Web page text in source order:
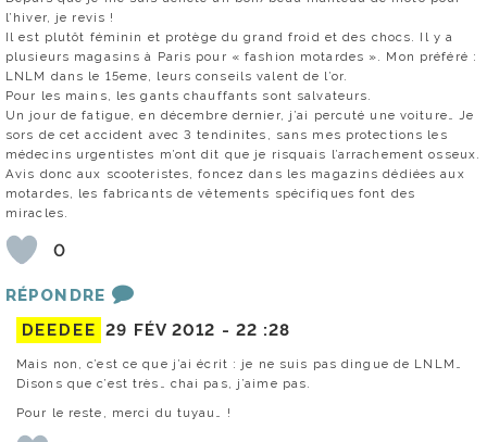
l’hiver, je revis !
Il est plutôt féminin et protège du grand froid et des chocs. Il y a
plusieurs magasins à Paris pour « fashion motardes ». Mon préféré :
LNLM dans le 15eme, leurs conseils valent de l’or.
Pour les mains, les gants chauffants sont salvateurs.
Un jour de fatigue, en décembre dernier, j’ai percuté une voiture… Je
sors de cet accident avec 3 tendinites, sans mes protections les
médecins urgentistes m’ont dit que je risquais l’arrachement osseux.
Avis donc aux scooteristes, foncez dans les magazins dédiées aux
motardes, les fabricants de vêtements spécifiques font des
miracles.
0
RÉPONDRE
DEEDEE 29 FÉV 2012 - 22 :28
Mais non, c’est ce que j’ai écrit : je ne suis pas dingue de LNLM…
Disons que c’est très… chai pas, j’aime pas.
Pour le reste, merci du tuyau… !